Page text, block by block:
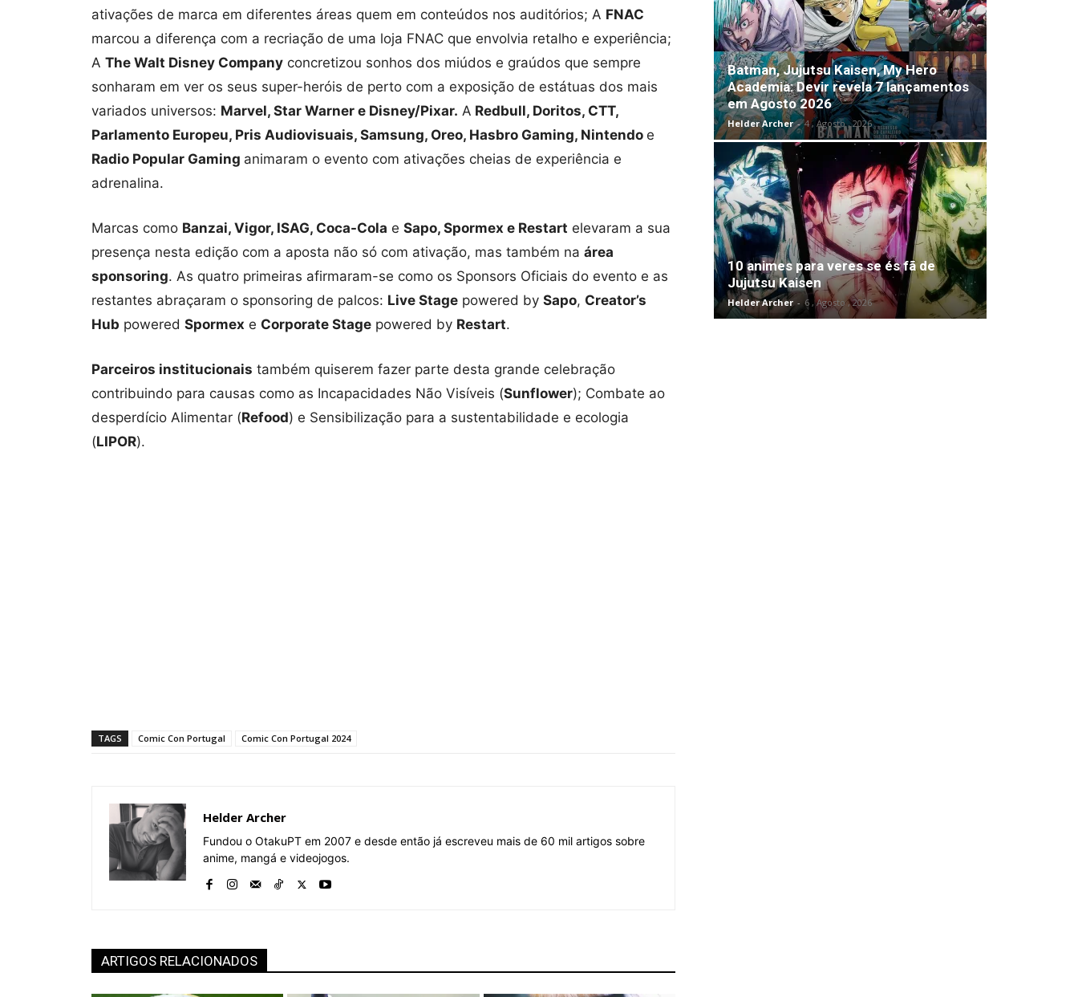
ativações de marca em diferentes áreas quem em conteúdos nos auditórios; A FNAC
marcou a diferença com a recriação de uma loja FNAC que envolvia retalho e experiência;
A The Walt Disney Company concretizou sonhos dos miúdos e graúdos que sempre
sonharam em ver os seus super-heróis de perto com a exposição de estátuas dos mais
variados universos: Marvel, Star Warner e Disney/Pixar. A Redbull, Doritos, CTT,
Parlamento Europeu, Pris Audiovisuais, Samsung, Oreo, Hasbro Gaming, Nintendo e
Radio Popular Gaming animaram o evento com ativações cheias de experiência e
adrenalina.
Marcas como Banzai, Vigor, ISAG, Coca-Cola e Sapo, Spormex e Restart elevaram a sua
presença nesta edição com a aposta não só com ativação, mas também na área
sponsoring. As quatro primeiras afirmaram-se como os Sponsors Oficiais do evento e as
restantes abraçaram o sponsoring de palcos: Live Stage powered by Sapo, Creator’s
Hub powered Spormex e Corporate Stage powered by Restart.
Parceiros institucionais também quiserem fazer parte desta grande celebração
contribuindo para causas como as Incapacidades Não Visíveis (Sunflower); Combate ao
desperdício Alimentar (Refood) e Sensibilização para a sustentabilidade e ecologia
(LIPOR).
TAGS Comic Con Portugal Comic Con Portugal 2024
Helder Archer
Fundou o OtakuPT em 2007 e desde então já escreveu mais de 60 mil artigos sobre
anime, mangá e videojogos.
ARTIGOS RELACIONADOS
Batman, Jujutsu Kaisen, My Hero
Academia: Devir revela 7 lançamentos
em Agosto 2026
Helder Archer - 4 , Agosto , 2026
10 animes para veres se és fã de
Jujutsu Kaisen
Helder Archer - 6 , Agosto , 2026